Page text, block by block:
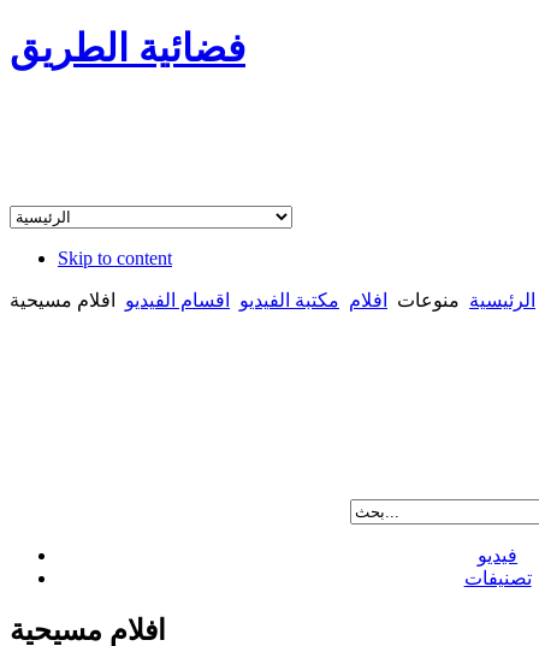
فضائية الطريق
Skip to content
الرئيسية منوعات افلام مكتبة الفيديو اقسام الفيديو افلام مسيحية
فيديو
تصنيفات
افلام مسيحية